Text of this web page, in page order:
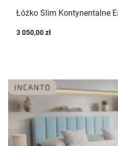
Łóżko Slim Kontynentalne
3 050,00 zł